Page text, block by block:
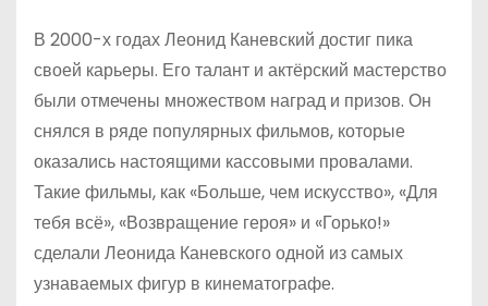
В 2000-х годах Леонид Каневский достиг пика
своей карьеры. Его талант и актёрский мастерство
были отмечены множеством наград и призов. Он
снялся в ряде популярных фильмов, которые
оказались настоящими кассовыми провалами.
Такие фильмы, как «Больше, чем искусство», «Для
тебя всё», «Возвращение героя» и «Горько!»
сделали Леонида Каневского одной из самых
узнаваемых фигур в кинематографе.